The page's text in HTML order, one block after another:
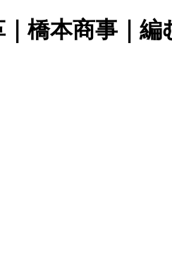
橋本商事｜